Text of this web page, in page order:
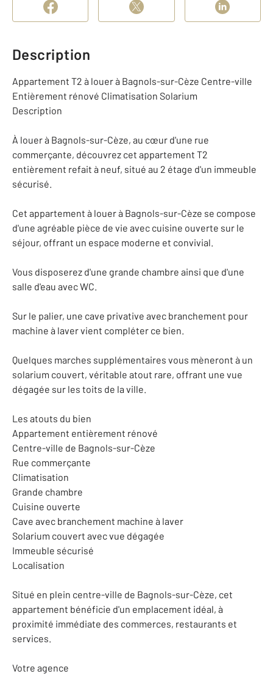
Description
Appartement T2 à louer à Bagnols-sur-Cèze Centre-ville
Entièrement rénové Climatisation Solarium
Description
À louer à Bagnols-sur-Cèze, au cœur d'une rue
commerçante, découvrez cet appartement T2
entièrement refait à neuf, situé au 2 étage d'un immeuble
sécurisé.
Cet appartement à louer à Bagnols-sur-Cèze se compose
d'une agréable pièce de vie avec cuisine ouverte sur le
séjour, offrant un espace moderne et convivial.
Vous disposerez d'une grande chambre ainsi que d'une
salle d'eau avec WC.
Sur le palier, une cave privative avec branchement pour
machine à laver vient compléter ce bien.
Quelques marches supplémentaires vous mèneront à un
solarium couvert, véritable atout rare, offrant une vue
dégagée sur les toits de la ville.
Les atouts du bien
Appartement entièrement rénové
Centre-ville de Bagnols-sur-Cèze
Rue commerçante
Climatisation
Grande chambre
Cuisine ouverte
Cave avec branchement machine à laver
Solarium couvert avec vue dégagée
Immeuble sécurisé
Localisation
Situé en plein centre-ville de Bagnols-sur-Cèze, cet
appartement bénéficie d'un emplacement idéal, à
proximité immédiate des commerces, restaurants et
services.
Votre agence